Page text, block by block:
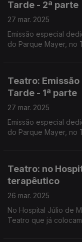
Tarde - 2ª parte
27 mar. 2025
Emissão especial
do Parque Mayer, no
Teatro:
Tarde - 1ª parte
27 mar. 2025
Emissão especial
do Parque Mayer, no
Teatro: no
terapêutico
26 mar. 2025
No Hospital Júlio de
Teatro que já